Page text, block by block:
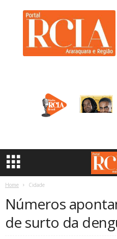
a
Home Cidade
Números
de surto da